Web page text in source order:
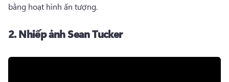
bằng hoạt hình ấn tượng.
2.Nhiếp ảnh Sean Tucker